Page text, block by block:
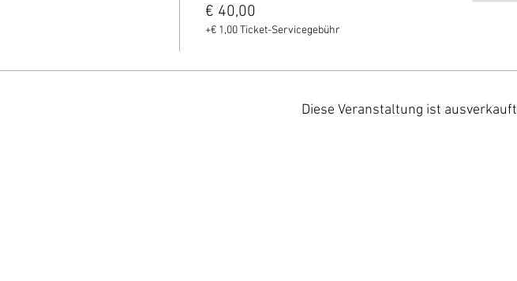
€ 40,00
+€ 1,00 Ticket-Servicegebühr
Diese Veranstaltung ist ausverkauft